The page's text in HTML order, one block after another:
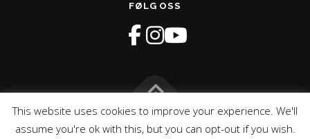
FØLG OSS
Opphavsrett © 2026 GLIMT Recoverysenter– OnePress tema
This website uses cookies to improve your experience. We'll
assume you're ok with this, but you can opt-out if you wish.